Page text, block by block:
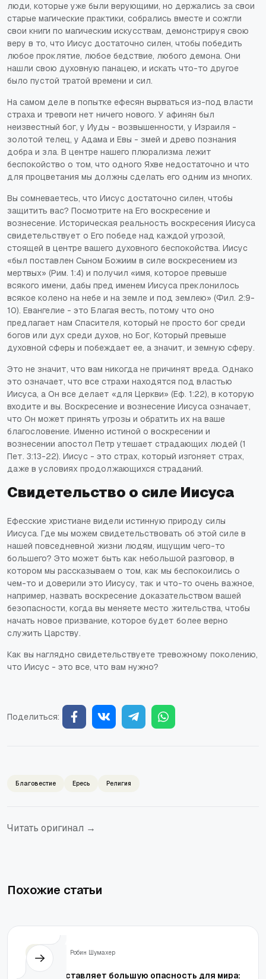
люди, которые уже были верующими, но держались за свои
старые магические практики, собрались вместе и сожгли
свои книги по магическим искусствам, демонстрируя свою
веру в то, что Иисус достаточно силен, чтобы победить
любое проклятие, любое бедствие, любого демона. Они
нашли свою духовную панацею, и искать что-то другое
было пустой тратой времени и сил.
На самом деле в попытке ефесян вырваться из-под власти
страха и тревоги нет ничего нового. У афинян был
неизвестный бог, у Иуды - возвышенности, у Израиля -
золотой телец, у Адама и Евы - змей и древо познания
добра и зла. В центре нашего плюрализма лежит
беспокойство о том, что одного Яхве недостаточно и что
для процветания мы должны сделать его одним из многих.
Вы сомневаетесь, что Иисус достаточно силен, чтобы
защитить вас? Посмотрите на Его воскресение и
вознесение. Историческая реальность воскресения Иисуса
свидетельствует о Его победе над каждой угрозой,
стоящей в центре вашего духовного беспокойства. Иисус
«был поставлен Сыном Божиим в силе воскресением из
мертвых» (Рим. 1:4) и получил «имя, которое превыше
всякого имени, дабы пред именем Иисуса преклонилось
всякое колено на небе и на земле и под землею» (Фил. 2:9-
10). Евангелие - это Благая весть, потому что оно
предлагает нам Спасителя, который не просто бог среди
богов или дух среди духов, но Бог, Который превыше
духовной сферы и побеждает ее, а значит, и земную сферу.
Это не значит, что вам никогда не причинят вреда. Однако
это означает, что все страхи находятся под властью
Иисуса, а Он все делает «для Церкви» (Еф. 1:22), в которую
входите и вы. Воскресение и вознесение Иисуса означает,
что Он может принять угрозы и обратить их на ваше
благословение. Именно истиной о воскресении и
вознесении апостол Петр утешает страдающих людей (1
Пет. 3:13-22). Иисус - это страх, который изгоняет страх,
даже в условиях продолжающихся страданий.
Свидетельство о силе Иисуса
Ефесские христиане видели истинную природу силы
Иисуса. Где мы можем свидетельствовать об этой силе в
нашей повседневной жизни людям, ищущим чего-то
большего? Это может быть как небольшой разговор, в
котором мы рассказываем о том, как мы беспокоились о
чем-то и доверили это Иисусу, так и что-то очень важное,
например, назвать воскресение доказательством вашей
безопасности, когда вы меняете место жительства, чтобы
начать новое призвание, которое будет более верно
служить Царству.
Как вы наглядно свидетельствуете тревожному поколению,
что Иисус - это все, что вам нужно?
Поделиться:
Благовестие Ересь Религия
Читать оригинал →
Похожие статьи
Робин Шумахер
Что представляет большую опасность для мира: